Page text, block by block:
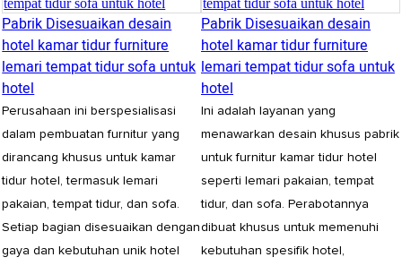
Pabrik Disesuaikan desain
hotel kamar tidur furniture
lemari tempat tidur sofa untuk
hotel
Perusahaan ini berspesialisasi
dalam pembuatan furnitur yang
dirancang khusus untuk kamar
tidur hotel, termasuk lemari
pakaian, tempat tidur, dan sofa.
Setiap bagian disesuaikan dengan
gaya dan kebutuhan unik hotel
Pabrik Disesuaikan desain
hotel kamar tidur furniture
lemari tempat tidur sofa untuk
hotel
Ini adalah layanan yang
menawarkan desain khusus pabrik
untuk furnitur kamar tidur hotel
seperti lemari pakaian, tempat
tidur, dan sofa. Perabotannya
dibuat khusus untuk memenuhi
kebutuhan spesifik hotel,